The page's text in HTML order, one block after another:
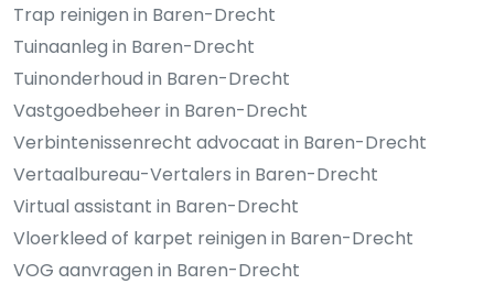
Trap reinigen in Baren-Drecht
Tuinaanleg in Baren-Drecht
Tuinonderhoud in Baren-Drecht
Vastgoedbeheer in Baren-Drecht
Verbintenissenrecht advocaat in Baren-Drecht
Vertaalbureau-Vertalers in Baren-Drecht
Virtual assistant in Baren-Drecht
Vloerkleed of karpet reinigen in Baren-Drecht
VOG aanvragen in Baren-Drecht